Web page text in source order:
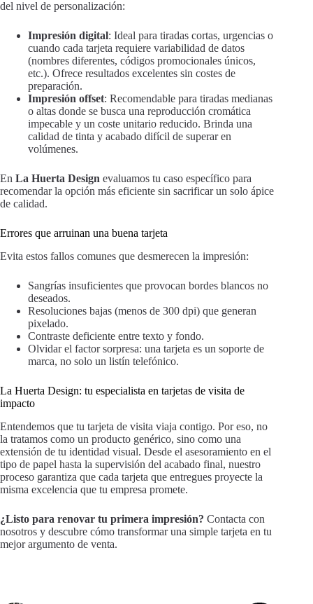
del nivel de personalización:
Impresión digital: Ideal para tiradas cortas, urgencias o
cuando cada tarjeta requiere variabilidad de datos
(nombres diferentes, códigos promocionales únicos,
etc.). Ofrece resultados excelentes sin costes de
preparación.
Impresión offset: Recomendable para tiradas medianas
o altas donde se busca una reproducción cromática
impecable y un coste unitario reducido. Brinda una
calidad de tinta y acabado difícil de superar en
volúmenes.
En La Huerta Design evaluamos tu caso específico para
recomendar la opción más eficiente sin sacrificar un solo ápice
de calidad.
Errores que arruinan una buena tarjeta
Evita estos fallos comunes que desmerecen la impresión:
Sangrías insuficientes que provocan bordes blancos no
deseados.
Resoluciones bajas (menos de 300 dpi) que generan
pixelado.
Contraste deficiente entre texto y fondo.
Olvidar el factor sorpresa: una tarjeta es un soporte de
marca, no solo un listín telefónico.
La Huerta Design: tu especialista en tarjetas de visita de
impacto
Entendemos que tu tarjeta de visita viaja contigo. Por eso, no
la tratamos como un producto genérico, sino como una
extensión de tu identidad visual. Desde el asesoramiento en el
tipo de papel hasta la supervisión del acabado final, nuestro
proceso garantiza que cada tarjeta que entregues proyecte la
misma excelencia que tu empresa promete.
¿Listo para renovar tu primera impresión? Contacta con
nosotros y descubre cómo transformar una simple tarjeta en tu
mejor argumento de venta.